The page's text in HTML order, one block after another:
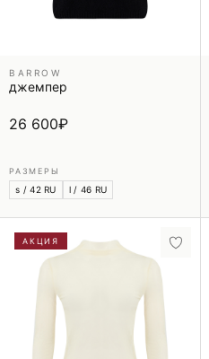
BARROW
джемпер
26 600₽
РАЗМЕРЫ
s / 42 RU l / 46 RU
АКЦИЯ